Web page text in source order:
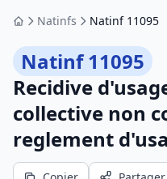
AccueilNatinfs Natinf 11095
Natinf 11095
Recidive
collective non
reglement